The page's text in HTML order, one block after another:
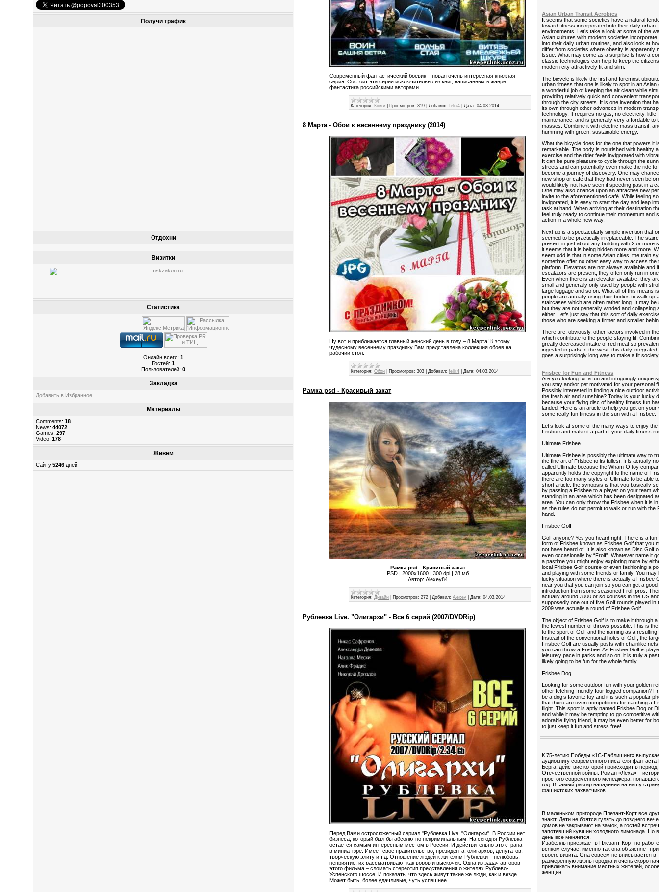
Получи трафик
Отдохни
Визитки
Статистика
Онлайн всего:1
Гостей:1
Пользователей:0
Закладка
Добавить в Избранное
Материалы
Comments:18
News:44072
Games:297
Video:178
Живем
Сайту5246 дней
Современный фантастический боевик – новая очень интересная книжная
серия. Состоит эта серия исключительно из книг, написанных в жанре
фантастика российскими авторами.
Категория: Книги Просмотров: 319 |Добавил: felix4 |Дата: 04.03.2014
8 Марта - Обои к весеннему празднику (2014)
Ну вот и приближается главный женский день в году – 8 Марта! К этому
чудесному весеннему празднику Вам представлена коллекция обоев на
рабочий стол.
Категория: Обои Просмотров: 303 |Добавил: felix4 |Дата: 04.03.2014
Рамка psd - Красивый закат
Рамка psd - Красивый закат
PSD | 2000x1600 | 300 dpi | 28 мб
Автор: Alexey84
Категория: Дизайн Просмотров: 272 |Добавил: Alexey |Дата: 04.03.2014
Рублевка Live. "Олигархи" - Все 6 серий (2007/DVDRip)
Перед Вами остросюжетный сериал "Рублевка Live. "Олигархи". В России нет
бизнеса, который был бы абсолютно некриминальным. На сегодня Рублевка
остается самым интересным местом в России. И действительно это страна
в миниатюре. Имеет свое правительство, президента, олигархов, депутатов,
творческую элиту и т.д. Отношение людей к жителям Рублевки – нелюбовь,
неприятие, их рассматривают как воров и выскочек. Одна из задач авторов
этого фильма – сломать стереотип представления о жителях Рублево-
Успенского шоссе. И показать, что здесь живут такие же люди, как и везде.
Может быть, более удачливые, чуть успешнее.
Asian Urban Transit Aerobics
It seems that some societies have a natural
toward fitness incorporated into their daily urban
environments. Let’s take a look at some of the
Asian cultures with modern societies incorporate
into their daily urban routines, and also look at
differ from societies where obesity is apparently
issue. What may come as a surprise is how a
classic technologies can help to keep the
modern city attractively fit and slim.
The bicycle is likely the first and foremost
urban fitness that one is likely to spot in an Asian
a wonderful job of keeping the air clean while
providing relatively quick and convenient
through the city streets. It is one invention that
its own through other advances in modern
technology. It requires no gas, no electricity, little
maintenance, and is generally very affordable to
masses. Combine it with electric mass transit,
humming with green, sustainable energy.
What the bicycle does for the one that powers it
remarkable. The body is nourished with healthy
exercise and the rider feels invigorated with
It can be pure pleasure to cycle through the
streets and can potentially even make the ride to
become a journey of discovery. One may
new shop or café that they had never seen
would likely not have seen if speeding past in a
One may also chance upon an attractive new
invite to the aforementioned café. While feeling so
invigorated, it is easy to start the day and leap
task at hand. When arriving at their destination
feel truly ready to continue their momentum and
action in a whole new way.
Next up is a spectacularly simple invention that
seemed to be practically irreplaceable. The
present in just about any building with 2 or more
it seems that it is being hidden more and more.
seem odd is that in some Asian cities, the train
sometime offer no other easy way to access the
platform. Elevators are not always available and if
escalators are present, they often only run in
Even when there is an elevator available, they
small and generally only used by people with
large luggage and so on. What all of this means
people are actually using their bodies to walk up
staircases which are often rather long. It may be
but they are not generally winded and collapsing
either. Let’s just say that this sort of daily
those who are seeking a firmer and smaller
There are, obviously, other factors involved in
which contribute to the people staying fit.
greatly decreased intake of red meat so
ingested in parts of the west, this daily integrated
goes a surprisingly long way to make a fit
Frisbee for Fun and Fitness
Are you looking for a fun and intriguingly unique
you stay and/or get motivated for your personal
Possibly interested in finding a nice outdoor
the fresh air and sunshine? Today is your lucky
because your flying disc of healthy fitness fun
landed. Here is an article to help you get on your
some really fun fitness in the sun with a Frisbee.
Let’s look at some of the many ways to enjoy the
Frisbee and make it a part of your daily fitness
Ultimate Frisbee
Ultimate Frisbee is possibly the ultimate way to
the fine art of Frisbee to its fullest. It is actually
called Ultimate because the Wham-O toy
apparently holds the copyright to the name of
there are too many styles of Ultimate to be able
short article, the synopsis is that you basically
by passing a Frisbee to a player on your team
standing in an area which has been designated
area. You can only throw the Frisbee when it is
as the rules do not permit to walk or run with the
hand.
Frisbee Golf
Golf anyone? Yes you heard right. There is a fun
form of Frisbee known as Frisbee Golf that you
not have heard of. It is also known as Disc Golf
even occasionally by “Frolf”. Whatever name it
a pastime you might enjoy exploring more by
local Frisbee Golf course or even fashioning a
and playing with some friends or family. You may
lucky situation where there is actually a Frisbee
near you that you can join so you can get a good
introduction from some seasoned Frolf pros.
actually around 3000 or so courses in the US
supposedly one out of five Golf rounds played in
2009 was actually a round of Frisbee Golf.
The object of Frisbee Golf is to make it through
the fewest number of throws possible. This is
to the sport of Golf and the naming as a resulting
Instead of the conventional holes of Golf, the
Frisbee Golf are usually posts with chainlike
you can throw a Frisbee. As Frisbee Golf is
leisurely pace in parks and so on, it is truly a
likely going to be fun for the whole family.
Frisbee Dog
Looking for some outdoor fun with your golden
other fetching-friendly four legged companion?
be a dog’s favorite toy and it is such a popular
that there are even competitions for catching a
flight. This sport is aptly named Frisbee Dog or
and while it may be tempting to go competitive
adorable flying friend, it may be even better for
to just keep it fun and stress free!
К 75-летию Победы «1С-Паблишинг»
аудиокнигу современного писателя фантаста
Берга, действие которой происходит в период
Отечественной войны. Роман «Лёха» –
простого современного менеджера,
год. В самый разгар нападения на нашу
фашистских захватчиков.
В маленьком пригороде Плезант-Корт все
знают. Дети не боятся гулять до позднего
домов не закрывают на замок, а гостей
запотевший кувшин холодного лимонада. Но
день все меняется.
Изабелль приезжает в Плезант-Корт по
всяком случае, именно так она объясняет
своего визита. Она совсем не вписывается в
размеренную жизнь городка и очень скоро
привлекать внимание местных жителей,
женщин.